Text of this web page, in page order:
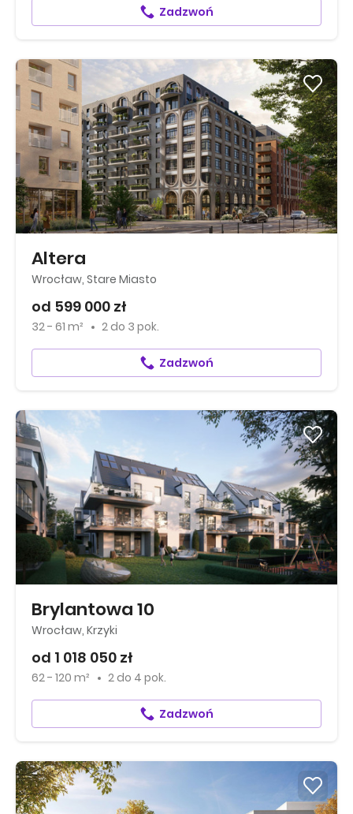
Zadzwoń
Altera
Wrocław, Stare Miasto
od 599 000 zł
32 - 61 m² 2 do 3 pok.
Zadzwoń
Brylantowa 10
Wrocław, Krzyki
od 1 018 050 zł
62 - 120 m² 2 do 4 pok.
Zadzwoń